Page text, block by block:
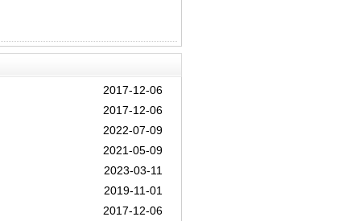
2017-12-06
2017-12-06
2022-07-09
2021-05-09
2023-03-11
2019-11-01
2017-12-06